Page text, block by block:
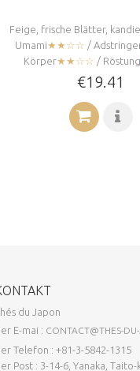
Feige, frische Blätter,
Umami★★☆☆ /
Körper★★☆☆ / Röstung
€19.41
du Japon
E-mai : CONTACT@THES-
Telefon : +81-3-5842-1315
Post : 3-14-6, Yanaka, Taito-